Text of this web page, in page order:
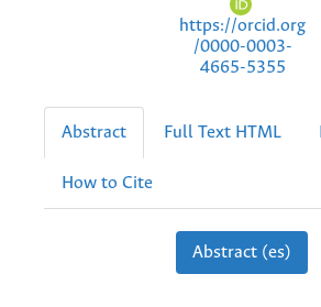
https://orcid.org
/0000-0003-
4665-5355
Abstract Full Text HTML
How to Cite
Abstract (es)